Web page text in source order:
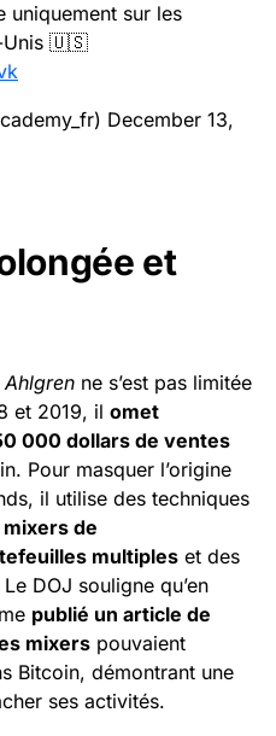
uniquement sur les
Unis 🇺🇸
December 13,
et
ne s’est pas limitée
et 2019, il omet
000 dollars de ventes
Pour masquer l’origine
il utilise des techniques
mixers de
multiples et des
Le DOJ souligne qu’en
publié un article de
mixers pouvaient
Bitcoin, démontrant une
ses activités.